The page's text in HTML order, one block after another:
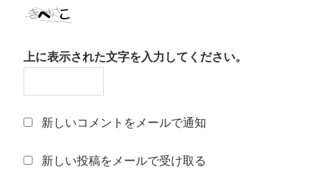
上に表示された文字を入力してください。
新しいコメントをメールで通知
新しい投稿をメールで受け取る